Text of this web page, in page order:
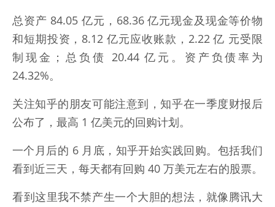
总资产 84.05 亿元，68.36 亿元现金及现金等价物
和短期投资，8.12 亿元应收账款，2.22 亿 元受限
制现金；总负债 20.44 亿元。资产负债率为
24.32%。
关注知乎的朋友可能注意到，知乎在一季度财报后
公布了，最高 1 亿美元的回购计划。
一个月后的 6 月底，知乎开始实践回购。包括我们
看到近三天，每天都有回购 40 万美元左右的股票。
看到这里我不禁产生一个大胆的想法，就像腾讯大